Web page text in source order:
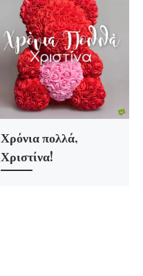
Χρόνια πολλά,
Χριστίνα!